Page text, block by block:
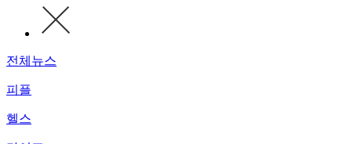
전체뉴스
피플
헬스